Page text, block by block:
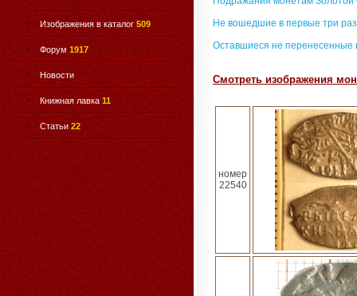
Изображения в каталог 509
Форум 1917
Новости
Книжная лавка 11
Статьи 22
Не вошедшие в первые три
Оставшиеся не перенесенные
Смотреть изображения
номер
22540